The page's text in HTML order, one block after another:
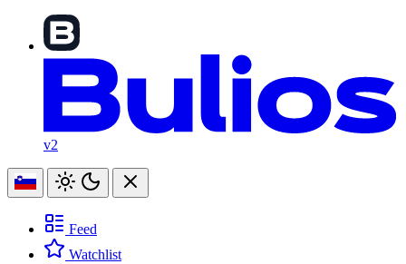
v2
Feed
Watchlist